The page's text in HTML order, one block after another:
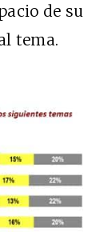
de su
tema.